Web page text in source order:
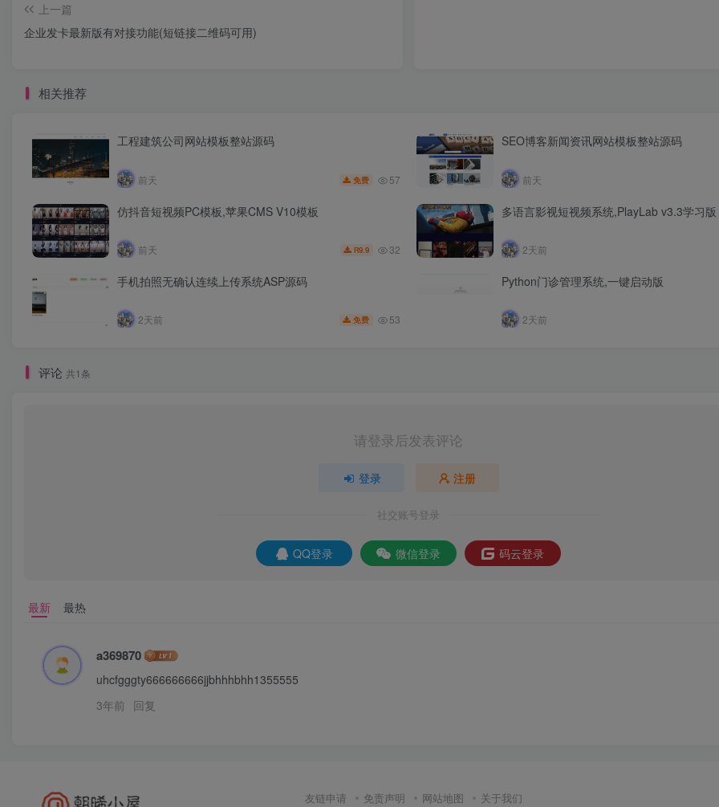
上一篇
企业发卡最新版有对接功能(短链接二维码可用)
相关推荐
工程建筑公司网站模板整站源码
前天 免费 57
SEO博客新闻资讯网站模板整站源码
前天
仿抖音短视频PC模板,苹果CMS V10模板
前天 R9.9 32
多语言影视短视频系统,PlayLab v3.3学习版
2天前
手机拍照无确认连续上传系统ASP源码
2天前 免费 53
Python门诊管理系统,一键启动版
2天前
评论 共1条
请登录后发表评论
登录 注册
社交账号登录
QQ登录 微信登录 码云登录
最新 最热
a369870
uhcfgggty666666666jjbhhhbhh1355555
3年前 回复
友链申请 免责声明 网站地图 关于我们